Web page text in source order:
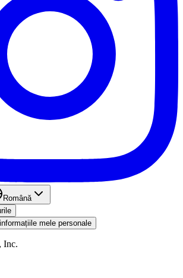
Română
mele personale
Inc.